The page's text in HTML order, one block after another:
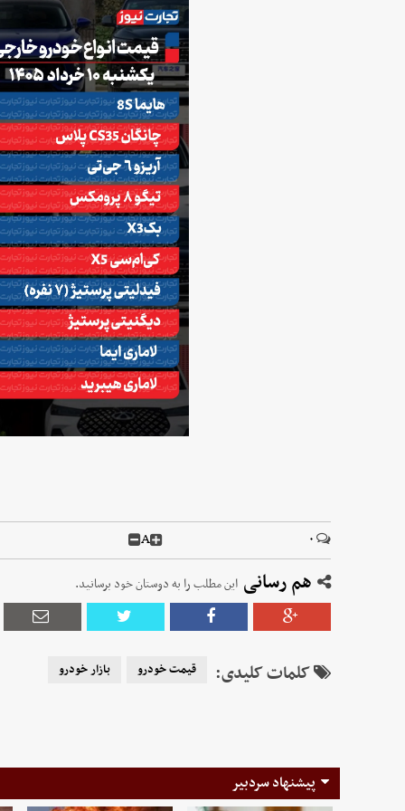
۰ A
هم رسانی این مطلب را به دوستان خود برسانید.
کلمات کلیدی: قیمت خودرو بازار خودرو
پیشنهاد سردبیر